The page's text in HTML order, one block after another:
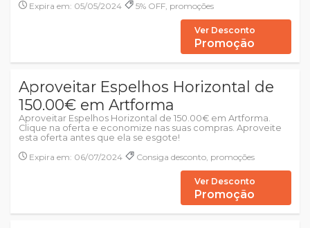
Expira em: 05/05/2024
5% OFF, promoções
Ver Desconto
Promoção
Aproveitar Espelhos Horizontal de
150.00€ em Artforma
Aproveitar Espelhos Horizontal de 150.00€ em Artforma.
Clique na oferta e economize nas suas compras. Aproveite
esta oferta antes que ela se esgote!
Expira em: 06/07/2024
Consiga desconto, promoções
Ver Desconto
Promoção